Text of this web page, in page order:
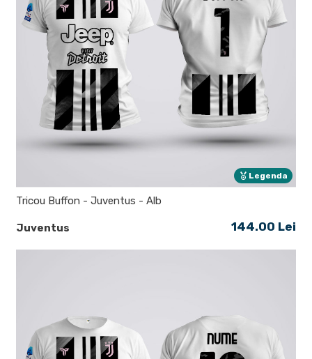
Legenda
Juventus
Tricou Buffon - Juventus - Alb
144.00 Lei